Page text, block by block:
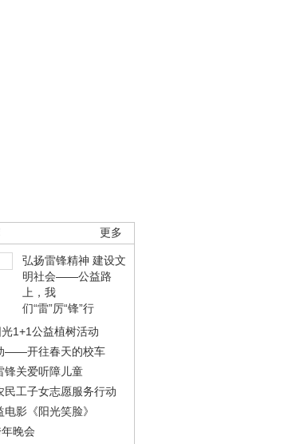
更多
弘扬雷锋精神 建设文
明社会——公益路
上，我
们“雷”厉“锋”行
1+1公益植树活动
——开往春天的校车
锋关爱听障儿童
民工子女志愿服务行动
影《阳光笑脸》
晚会